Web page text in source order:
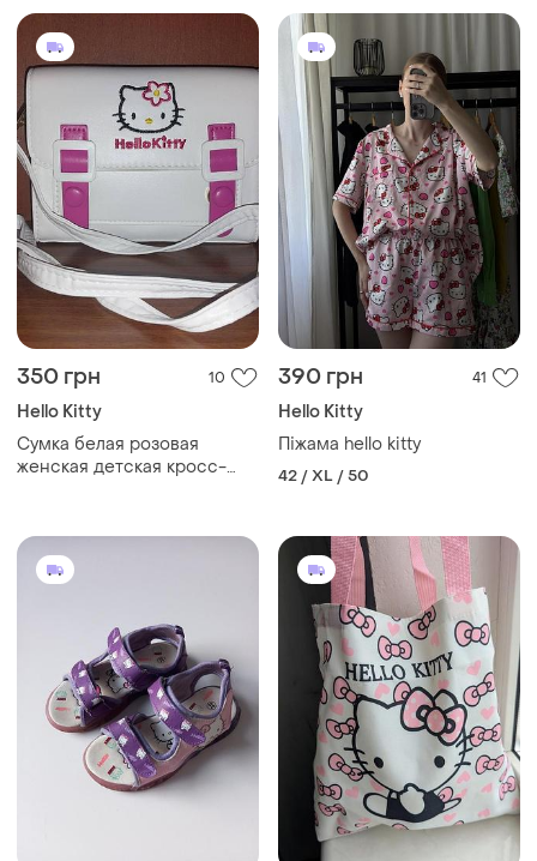
350 грн 10
Hello Kitty
Сумка белая розовая
женская детская кросс-
котти хелло котти сумочка
кожаная для девочки
девочке хелоу
390 грн 41
Hello Kitty
Піжама hello kitty
42 / XL / 50